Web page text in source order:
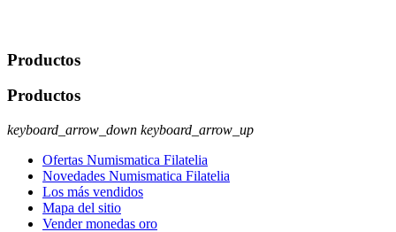
Productos
Productos
keyboard_arrow_down keyboard_arrow_up
Ofertas Numismatica Filatelia
Novedades Numismatica Filatelia
Los más vendidos
Mapa del sitio
Vender monedas oro